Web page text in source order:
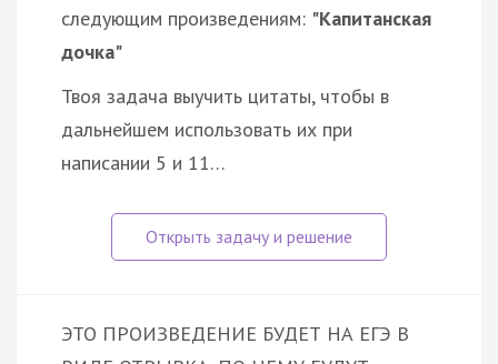
следующим произведениям: "Капитанская
дочка"
Твоя задача выучить цитаты, чтобы в
дальнейшем использовать их при
написании 5 и 11…
ЭТО ПРОИЗВЕДЕНИЕ БУДЕТ НА ЕГЭ В